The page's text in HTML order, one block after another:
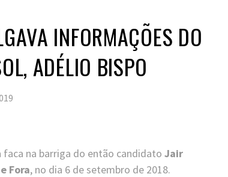
INFORMAÇÕES DO
ADÉLIO BISPO
faca na barriga do então candidato Jair
Fora, no dia 6 de setembro de 2018.